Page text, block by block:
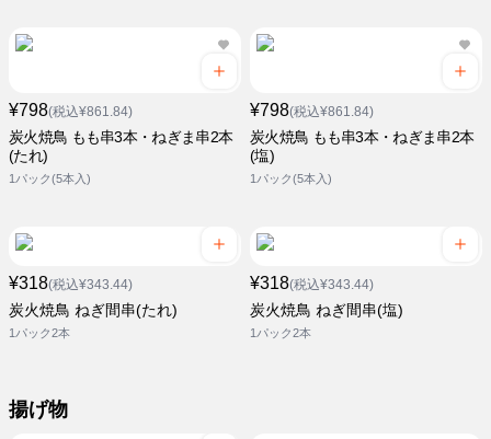
¥798(税込¥861.84)
炭火焼鳥 もも串3本・ねぎま串2本
(たれ)
1パック(5本入)
¥798(税込¥861.84)
炭火焼鳥 もも串3本・ねぎま串2本
(塩)
1パック(5本入)
¥318(税込¥343.44)
炭火焼鳥 ねぎ間串(たれ)
1パック2本
¥318(税込¥343.44)
炭火焼鳥 ねぎ間串(塩)
1パック2本
揚げ物